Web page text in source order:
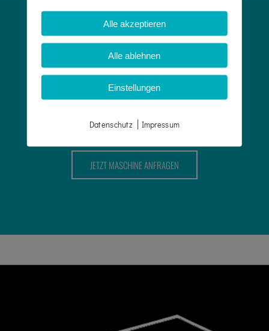
MIETEN SIE IHRE
MASCHINE
ERHALTEN SIE IN WENIGEN MINUTEN EIN ANGEBOT
JETZT MASCHINE ANFRAGEN
Alle akzeptieren
Alle ablehnen
Einstellungen
Datenschutz| Impressum